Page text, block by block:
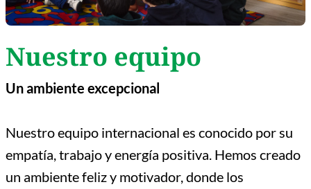
Nuestro equipo
Unambiente excepcional
Nuestro equipo internacional es conocido por su
empatía, trabajo y energía positiva. Hemos creado
un ambiente feliz y motivador, donde los